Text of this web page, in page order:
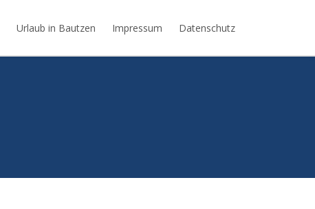
Urlaub in Bautzen Impressum Datenschutz